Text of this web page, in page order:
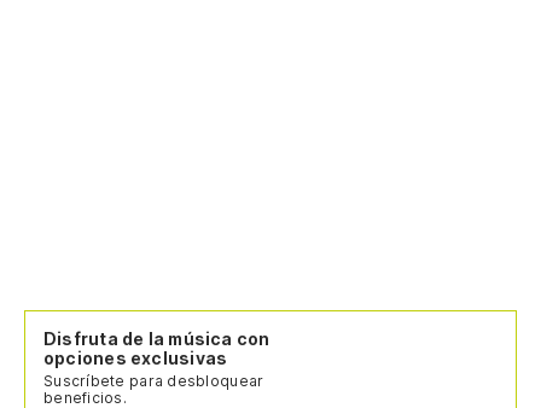
Disfruta de la música con
opciones exclusivas
Suscríbete para desbloquear
beneficios.